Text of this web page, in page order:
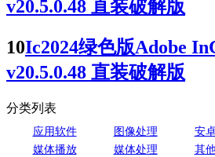
v20.5.0.48 直装破解版
10Ic2024绿色版Adobe
v20.5.0.48 直装破解版
分类列表
应用软件 图像处理 安
媒体播放
媒体处理 其